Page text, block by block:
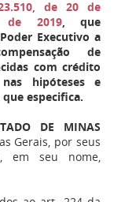
de 20 de
de 2019, que
Executivo a
de
com crédito
hipóteses e
especifica.
DE MINAS
Gerais, por seus
em seu nome,